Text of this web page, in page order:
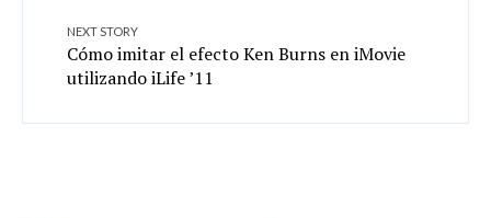
NEXT STORY
Cómo imitar el efecto Ken Burns en iMovie
utilizando iLife ’11